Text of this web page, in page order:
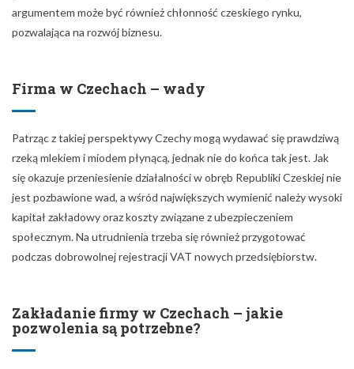
argumentem może być również chłonność czeskiego rynku,
pozwalająca na rozwój biznesu.
Firma w Czechach – wady
Patrząc z takiej perspektywy Czechy mogą wydawać się prawdziwą
rzeką mlekiem i miodem płynącą, jednak nie do końca tak jest. Jak
się okazuje przeniesienie działalności w obręb Republiki Czeskiej nie
jest pozbawione wad, a wśród największych wymienić należy wysoki
kapitał zakładowy oraz koszty związane z ubezpieczeniem
społecznym. Na utrudnienia trzeba się również przygotować
podczas dobrowolnej rejestracji VAT nowych przedsiębiorstw.
Zakładanie firmy w Czechach – jakie
pozwolenia są potrzebne?